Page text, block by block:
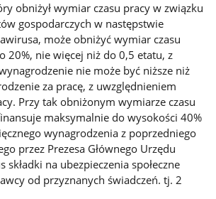
obniżył wymiar czasu pracy w związku
gospodarczych w następstwie
może obniżyć wymiar czasu
20%, nie więcej niż do 0,5 etatu, z
nie może być niższe niż
za pracę, z uwzględnieniem
Przy tak obniżonym wymiarze czasu
maksymalnie do wysokości 40%
wynagrodzenia z poprzedniego
przez Prezesa Głównego Urzędu
składki na ubezpieczenia społeczne
od przyznanych świadczeń. tj. 2